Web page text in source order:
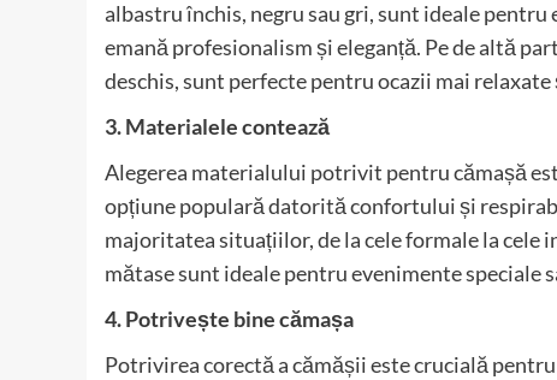
albastru închis, negru sau gri, sunt ideale
emană profesionalism și eleganță. Pe de altă
deschis, sunt perfecte pentru ocazii mai
3. Materialele contează
Alegerea materialului potrivit pentru cămașă
opțiune populară datorită confortului și
majoritatea situațiilor, de la cele formale la cele
mătase sunt ideale pentru evenimente speciale
4. Potrivește bine cămașa
Potrivirea corectă a cămășii este crucială